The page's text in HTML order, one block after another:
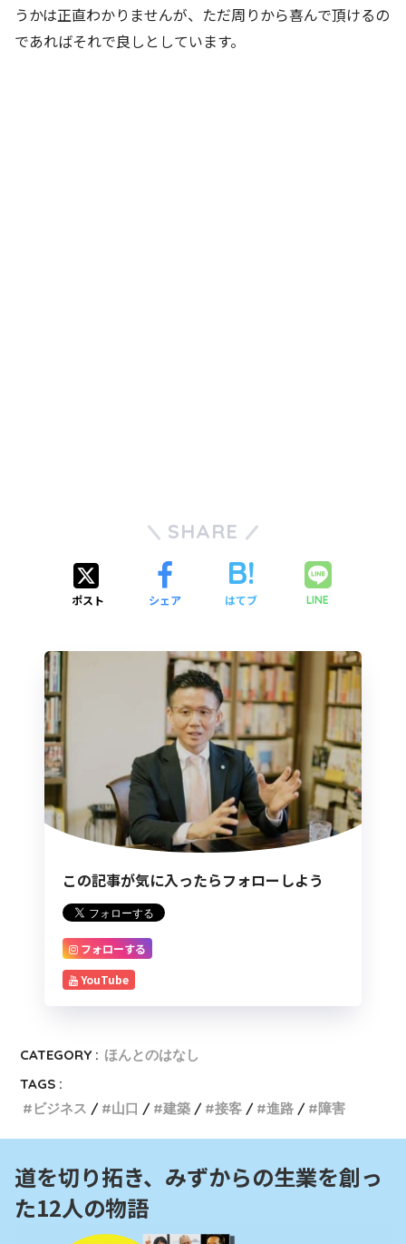
うかは正直わかりませんが、ただ周りから喜んで頂けるの
であればそれで良しとしています。
SHARE
ポスト シェア はてブ LINE
この記事が気に入ったらフォローしよう
フォローする
YouTube
CATEGORY : ほんとのはなし
TAGS :
ビジネス
山口 建築 接客 進路 障害
道を切り拓き、みずからの生業を創っ
た12人の物語